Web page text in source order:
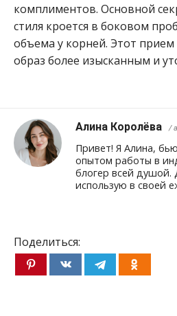
комплиментов. Основной
стиля кроется в боковом
объема у корней. Этот
образ более изысканным и
Алина Королёва /
Привет! Я Алина,
опытом работы в
блогер всей душой.
использую в своей
Поделиться: